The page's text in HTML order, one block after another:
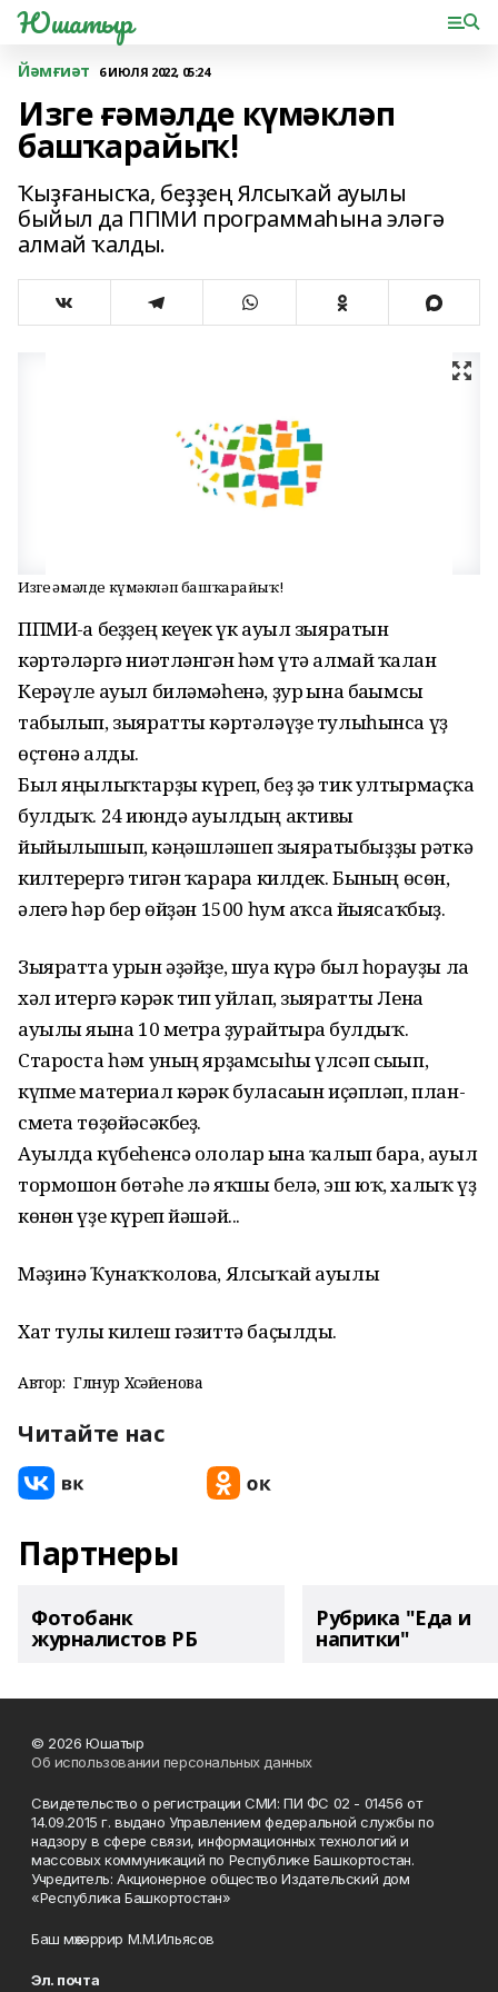
Юшатыр
Йәмғиәт 6 ИЮЛЯ 2022, 05:24
Изге ғәмәлде күмәкләп
башҡарайыҡ!
Ҡыҙғанысҡа, беҙҙең Ялсыҡай ауылы
быйыл да ППМИ программаһына эләгә
алмай ҡалды.
Изге ғәмәлде күмәкләп башҡарайыҡ!
ППМИ-ға беҙҙең кеүек үк ауыл зыяратын
кәртәләргә ниәтләнгән һәм үтә алмай ҡалған
Керәүле ауыл биләмәһенә, ҙур ғына бағымсы
табылып, зыяратты кәртәләүҙе тулыһынса үҙ
өҫтөнә алды.
Был яңылыҡтарҙы күреп, беҙ ҙә тик ултырмаҫҡа
булдыҡ. 24 июндә ауылдың активы
йыйылышып, кәңәшләшеп зыяратыбыҙҙы рәткә
килтерергә тигән ҡарарға килдек. Бының өсөн,
әлегә һәр бер өйҙән 1500 һум аҡса йыясаҡбыҙ.
Зыяратта урын әҙәйҙе, шуға күрә был һорауҙы ла
хәл итергә кәрәк тип уйлап, зыяратты Лена
ауылы яғына 10 метрға ҙурайтырға булдыҡ.
Староста һәм уның ярҙамсыһы үлсәп сығып,
күпме материал кәрәк буласағын иҫәпләп, план-
смета төҙөйәсәкбеҙ.
Ауылда күбеһенсә ололар ғына ҡалып бара, ауыл
тормошон бөтәһе лә яҡшы белә, эш юҡ, халыҡ үҙ
көнөн үҙе күреп йәшәй...
Мәҙинә Ҡунаҡҡолова, Ялсыҡай ауылы
Хат тулы килеш гәзиттә баҫылды.
Автор: Гөлнур Хөсәйенова
Читайте нас
Партнеры
Фотобанк
журналистов РБ
Рубрика "Еда и
напитки"
© 2026 Юшатыр
Об использовании персональных данных
Свидетельство о регистрации СМИ: ПИ ФС 02 - 01456 от
14.09.2015 г. выдано Управлением федеральной службы по
надзору в сфере связи, информационных технологий и
массовых коммуникаций по Республике Башкортостан.
Учредитель: Акционерное общество Издательский дом
«Республика Башкортостан»
Баш мөхәррир М.М.Ильясов
Эл. почта